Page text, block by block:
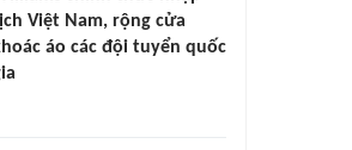
Việt Nam, rộng cửa
áo các đội tuyển quốc